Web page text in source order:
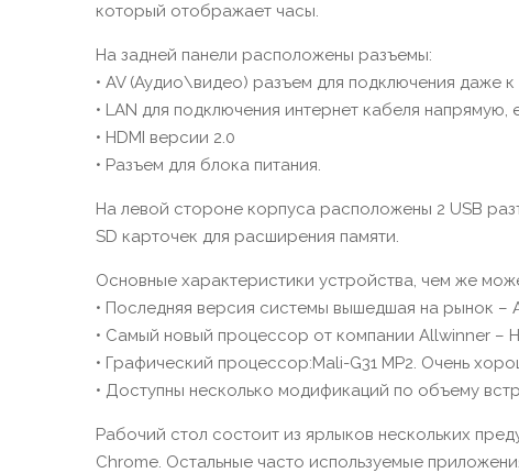
который отображает часы.
На задней панели расположены разъемы:
• AV (Аудио\видео) разъем для подключения даже
• LAN для подключения интернет кабеля напрямую,
• HDMI версии 2.0
• Разъем для блока питания.
На левой стороне корпуса расположены 2 USB
SD карточек для расширения памяти.
Основные характеристики устройства, чем же
• Последняя версия системы вышедшая на рынок –
• Самый новый процессор от компании Allwinner –
• Графический процессор:Mali-G31 MP2. Очень
• Доступны несколько модификаций по объему
Рабочий стол состоит из ярлыков нескольких
Chrome. Остальные часто используемые